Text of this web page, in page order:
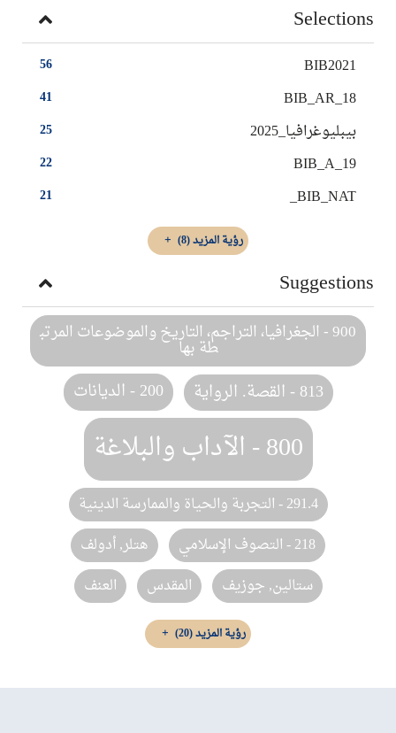
Selections
56 BIB2021
41 BIB_AR_18
25 بيبليوغرافيا_2025
22 BIB_A_19
21 BIB_NAT_
رؤية المزيد(8)
Suggestions
900 - الجغرافيا، التراجم، التاريخ والموضوعات المرتب
طة بها
813 - القصة. الرواية
200 - الديانات
800 - الآداب والبلاغة
291.4 - التجربة والحياة والممارسة الدينية
218 - التصوف الإسلامي
هتلر, ‏أدولف
ستالين‏, ‏جوزيف‏
المقدس العنف
رؤية المزيد(20)